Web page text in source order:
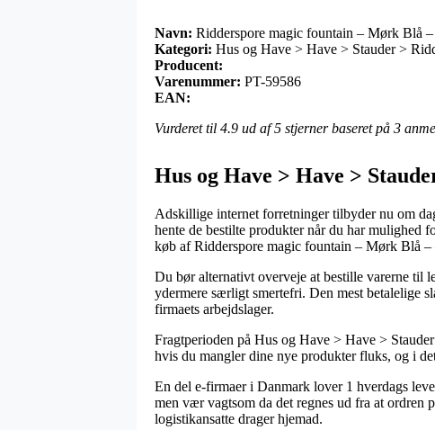
Navn: Ridderspore magic fountain – Mørk Blå
Kategori: Hus og Have > Have > Stauder >
Producent:
Varenummer: PT-59586
EAN:
Vurderet til 4.9 ud af 5 stjerner baseret på 3
Hus og Have > Have >
Adskillige internet forretninger tilbyder nu om
hente de bestilte produkter når du har mulighed
køb af Ridderspore magic fountain – Mørk Blå
Du bør alternativt overveje at bestille varerne til
ydermere særligt smertefri. Den mest betalelige
firmaets arbejdslager.
Fragtperioden på Hus og Have > Have >
hvis du mangler dine nye produkter fluks, og i
En del e-firmaer i Danmark lover 1 hverdags
men vær vagtsom da det regnes ud fra at ordren
logistikansatte drager hjemad.